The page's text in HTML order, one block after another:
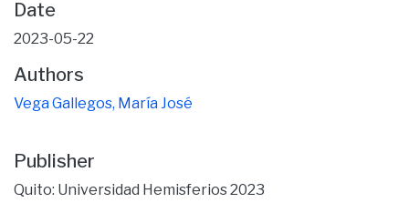
Date
2023-05-22
Authors
Vega Gallegos, María José
Publisher
Quito: Universidad Hemisferios 2023